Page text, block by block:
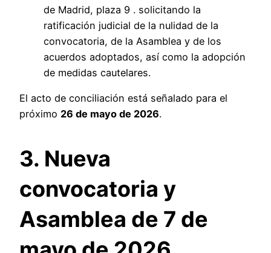
de Madrid, plaza 9 . solicitando la
ratificación judicial de la nulidad de la
convocatoria, de la Asamblea y de los
acuerdos adoptados, así como la adopción
de medidas cautelares.
El acto de conciliación está señalado para el
próximo 26 de mayo de 2026.
3. Nueva
convocatoria y
Asamblea de 7 de